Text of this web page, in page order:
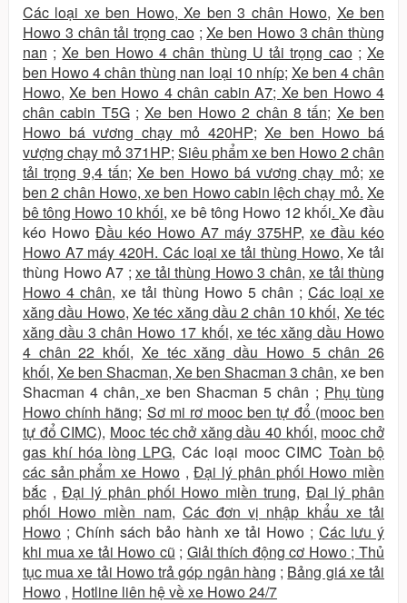
Các loại xe ben Howo,Xe ben 3 chân Howo, Xe ben
Howo 3 chân tải trọng cao;Xe ben Howo 3 chân thùng
nan ;Xe ben Howo 4 chân thùng U tải trọng cao;Xe
ben Howo 4 chân thùng nan loại 10 nhíp; Xe ben 4 chân
Howo, Xe ben Howo 4 chân cabin A7; Xe ben Howo 4
chân cabin T5G;Xe ben Howo 2 chân 8 tấn; Xe ben
Howo bá vương chạy mỏ 420HP; Xe ben Howo bá
vượng chạy mỏ 371HP; Siêu phẩm xe ben Howo 2 chân
tải trọng 9,4 tấn; Xe ben Howo bá vương chạy mỏ; xe
ben 2 chân Howo,xe ben Howo cabin lệch chạy mỏ. Xe
bê tông Howo 10 khối, xe bê tông Howo 12 khối. Xe đầu
kéo Howo Đầu kéo Howo A7 máy 375HP, xe đầu kéo
Howo A7 máy 420H. Các loại xe tải thùng Howo, Xe tải
thùng Howo A7 ; xe tải thùng Howo 3 chân, xe tải thùng
Howo 4 chân, xe tải thùng Howo 5 chân ; Các loại xe
xăng dầu Howo, Xe téc xăng dầu 2 chân 10 khối, Xe téc
xăng dầu 3 chân Howo 17 khối, xe téc xăng dầu Howo
4 chân 22 khối, Xe téc xăng dầu Howo 5 chân 26
khối, Xe ben Shacman, Xe ben Shacman 3 chân, xe ben
Shacman 4 chân, xe ben Shacman 5 chân ; Phụ tùng
Howo chính hãng; Sơ mi rơ mooc ben tự đổ (mooc ben
tự đổ CIMC), Mooc téc chở xăng dầu 40 khối, mooc chở
gas khí hóa lòng LPG, Các loại mooc CIMC Toàn bộ
các sản phẩm xe Howo,Đại lý phân phối Howo miền
bắc ,Đại lý phân phối Howo miền trung, Đại lý phân
phối Howo miền nam, Các đơn vị nhập khẩu xe tải
Howo ; Chính sách bảo hành xe tải Howo ; Các lưu ý
khi mua xe tải Howo cũ ; Giải thích động cơ Howo;Thủ
tục mua xe tải Howo trả góp ngân hàng ; Bảng giá xe tải
Howo , Hotline liên hệ về xe Howo 24/7